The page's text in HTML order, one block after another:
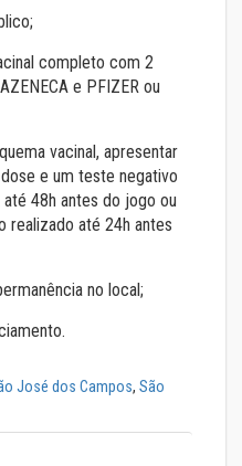
completo com 2
e PFIZER ou
vacinal, apresentar
e um teste negativo
48h antes do jogo ou
realizado até 24h antes
no local;
José dos Campos, São